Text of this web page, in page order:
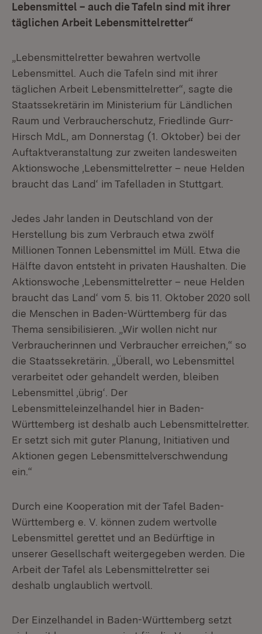
Lebensmittel – auch die Tafeln sind mit ihrer
täglichen Arbeit Lebensmittelretter“
„Lebensmittelretter bewahren wertvolle
Lebensmittel. Auch die Tafeln sind mit ihrer
täglichen Arbeit Lebensmittelretter“, sagte die
Staatssekretärin im Ministerium für Ländlichen
Raum und Verbraucherschutz, Friedlinde Gurr-
Hirsch MdL, am Donnerstag (1. Oktober) bei der
Auftaktveranstaltung zur zweiten landesweiten
Aktionswoche ‚Lebensmittelretter – neue Helden
braucht das Land‘ im Tafelladen in Stuttgart.
Jedes Jahr landen in Deutschland von der
Herstellung bis zum Verbrauch etwa zwölf
Millionen Tonnen Lebensmittel im Müll. Etwa die
Hälfte davon entsteht in privaten Haushalten. Die
Aktionswoche ‚Lebensmittelretter – neue Helden
braucht das Land‘ vom 5. bis 11. Oktober 2020 soll
die Menschen in Baden-Württemberg für das
Thema sensibilisieren. „Wir wollen nicht nur
Verbraucherinnen und Verbraucher erreichen,“ so
die Staatssekretärin. „Überall, wo Lebensmittel
verarbeitet oder gehandelt werden, bleiben
Lebensmittel ‚übrig‘. Der
Lebensmitteleinzelhandel hier in Baden-
Württemberg ist deshalb auch Lebensmittelretter.
Er setzt sich mit guter Planung, Initiativen und
Aktionen gegen Lebensmittelverschwendung
ein.“
Durch eine Kooperation mit der Tafel Baden-
Württemberg e. V. können zudem wertvolle
Lebensmittel gerettet und an Bedürftige in
unserer Gesellschaft weitergegeben werden. Die
Arbeit der Tafel als Lebensmittelretter sei
deshalb unglaublich wertvoll.
Der Einzelhandel in Baden-Württemberg setzt